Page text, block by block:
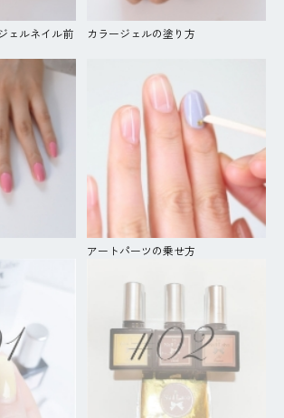
ェルネイル前
カラージェルの塗り方
アートパーツの乗せ方